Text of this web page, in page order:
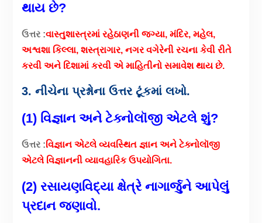
થાય છે?
ઉત્તર :વાસ્તુશાસ્ત્રમાં રહેઠાણની જગ્યા, મંદિર, મહેલ,
અશ્વશા કિલ્લા, શસ્ત્રાગાર, નગર વગેરેની રચના કેવી રીતે
કરવી અને દિશામાં કરવી એ માહિતીનો સમાવેશ થાય છે.
3. નીચેના પ્રશ્નોના ઉત્તર ટૂંકમાં લખો.
(1) વિજ્ઞાન અને ટેક્નોલૉજી એટલે શું?
ઉત્તર :વિજ્ઞાન એટલે વ્યવસ્થિત જ્ઞાન અને ટેક્નોલૉજી
એટલે વિજ્ઞાનની વ્યાવહારિક ઉપયોગિતા.
(2) રસાયણવિદ્યા ક્ષેત્રે નાગાર્જુને આપેલું
પ્રદાન જણાવો.